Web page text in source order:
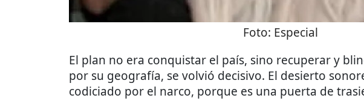
Foto: Especial
El plan no era conquistar el país, sino recuperar y
por su geografía, se volvió decisivo. El desierto
codiciado por el narco, porque es una puerta de